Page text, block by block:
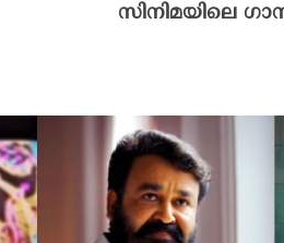
സിനിമയിലെ